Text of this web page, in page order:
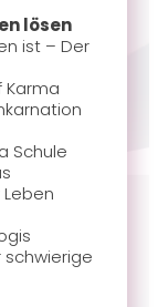
lösen
ist – Der
Karma
Schule